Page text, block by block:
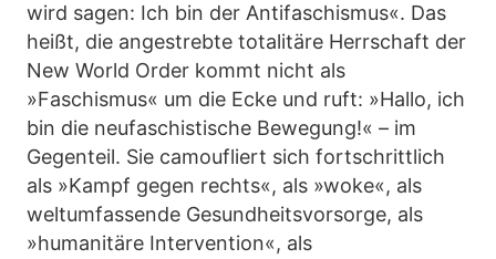
wird sagen: Ich bin der Antifaschismus«. Das
heißt, die angestrebte totalitäre Herrschaft der
New World Order kommt nicht als
»Faschismus« um die Ecke und ruft: »Hallo, ich
bin die neufaschistische Bewegung!« – im
Gegenteil. Sie camoufliert sich fortschrittlich
als »Kampf gegen rechts«, als »woke«, als
weltumfassende Gesundheitsvorsorge, als
»humanitäre Intervention«, als